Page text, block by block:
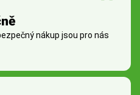
nákup jsou pro nás